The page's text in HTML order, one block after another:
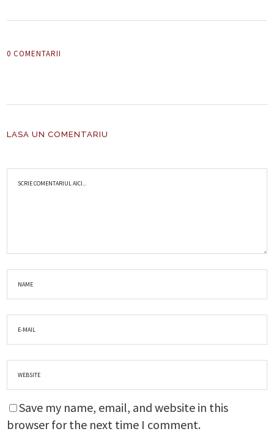
0 COMENTARII
LASA UN COMENTARIU
Save my name, email, and website in this
browser for the next time I comment.